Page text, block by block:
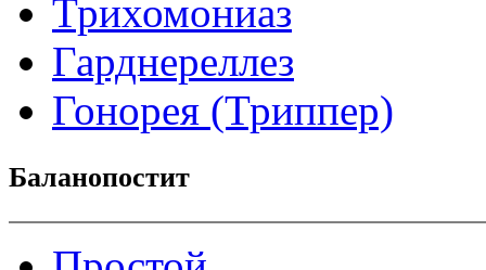
Трихомониаз
Гарднереллез
Гонорея (Триппер)
Баланопостит